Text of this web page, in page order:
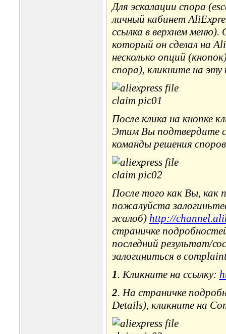
Для эскалации спора
личный кабинет
ссылка в верхнем меню).
который он сделал на
несколько опций
спора), кликните на эту
После клика на кнопке
Этим Вы подтвердите
команды решения
После того как Вы, как
пожалуйста
жалоб) http://
страничке
последний результат/
залогиниться в
1. Кликните на ссылку:
2. На страничке
Details), кликните на